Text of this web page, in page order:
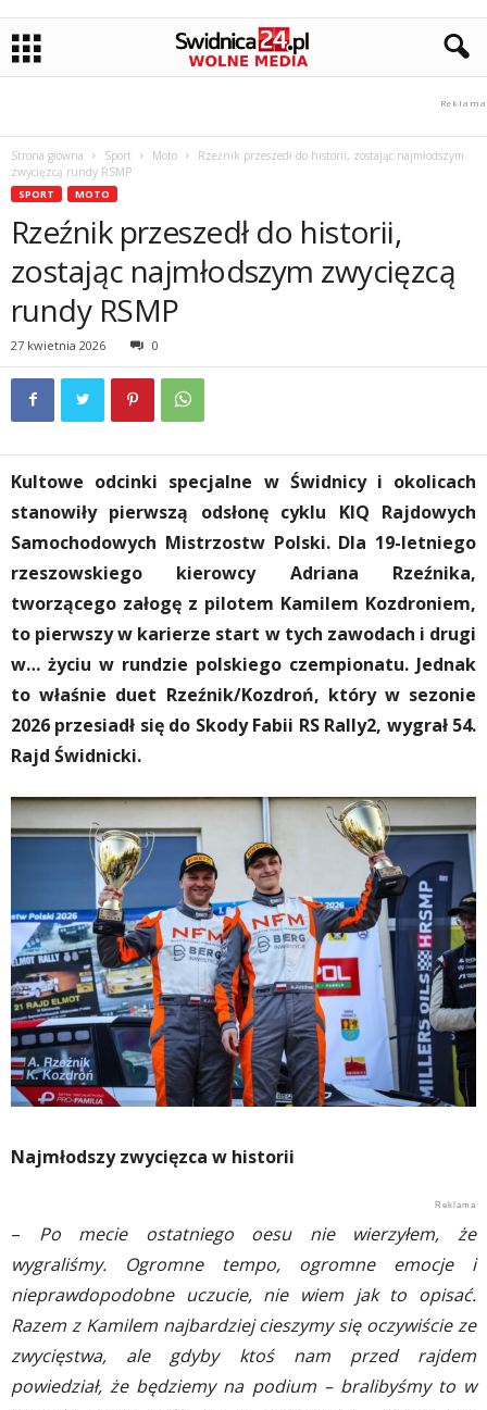
Strona główna Sport Moto
Rzeźnik przeszedł do historii, zostając najmłodszym
zwycięzcą rundy RSMP
SPORT MOTO
Rzeźnik przeszedł do historii,
zostając najmłodszym zwycięzcą
rundy RSMP
27 kwietnia 2026 0
Kultowe odcinki specjalne w Świdnicy i okolicach
stanowiły pierwszą odsłonę cyklu KIQ Rajdowych
Samochodowych Mistrzostw Polski. Dla 19-letniego
rzeszowskiego kierowcy Adriana Rzeźnika,
tworzącego załogę z pilotem Kamilem Kozdroniem,
to pierwszy w karierze start w tych zawodach i drugi
w… życiu w rundzie polskiego czempionatu. Jednak
to właśnie duet Rzeźnik/Kozdroń, który w sezonie
2026 przesiadł się do Skody Fabii RS Rally2, wygrał 54.
Rajd Świdnicki.
Najmłodszy zwycięzca w historii
– Po mecie ostatniego oesu nie wierzyłem, że
wygraliśmy. Ogromne tempo, ogromne emocje i
nieprawdopodobne uczucie, nie wiem jak to opisać.
Razem z Kamilem najbardziej cieszymy się oczywiście ze
zwycięstwa, ale gdyby ktoś nam przed rajdem
powiedział, że będziemy na podium – bralibyśmy to w